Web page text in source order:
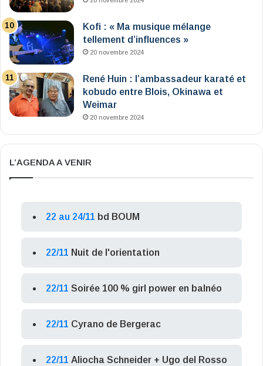
Kofi : « Ma musique mélange
tellement d’influences »
20 novembre 2024
René Huin : l’ambassadeur karaté et
kobudo entre Blois, Okinawa et
Weimar
20 novembre 2024
L’AGENDA A VENIR
22 au 24/11 bd BOUM
22/11 Nuit de l'orientation
22/11 Soirée 100 % girl power en balnéo
22/11 Cyrano de Bergerac
22/11 Aliocha Schneider + Ugo del Rosso